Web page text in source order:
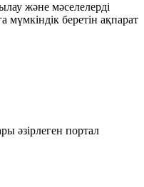
және мәселелерді
мүмкіндік беретін ақпарат
әзірлеген портал